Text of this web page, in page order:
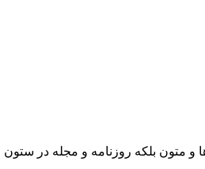
و متون بلکه روزنامه و مجله در